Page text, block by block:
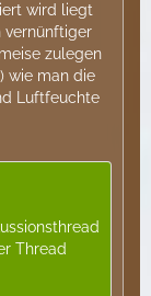
wird liegt
vernünftiger
zulegen
wie man die
Luftfeuchte
Thread